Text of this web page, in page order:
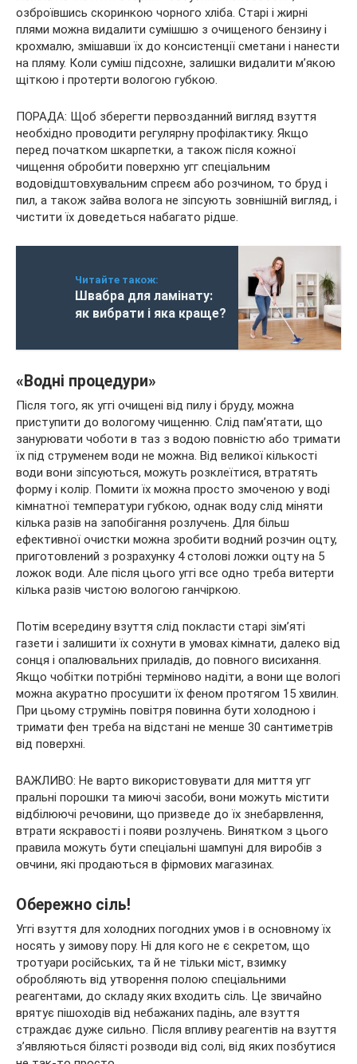
озброївшись скоринкою чорного хліба. Старі і жирні
плями можна видалити сумішшю з очищеного бензину і
крохмалю, змішавши їх до консистенції сметани і нанести
на пляму. Коли суміш підсохне, залишки видалити м’якою
щіткою і протерти вологою губкою.
ПОРАДА: Щоб зберегти первозданний вигляд взуття
необхідно проводити регулярну профілактику. Якщо
перед початком шкарпетки, а також після кожної
чищення обробити поверхню угг спеціальним
водовідштовхувальним спреєм або розчином, то бруд і
пил, а також зайва волога не зіпсують зовнішній вигляд, і
чистити їх доведеться набагато рідше.
Читайте також:
Швабра для ламінату:
як вибрати і яка краще?
«Водні процедури»
Після того, як уггі очищені від пилу і бруду, можна
приступити до вологому чищенню. Слід пам’ятати, що
занурювати чоботи в таз з водою повністю або тримати
їх під струменем води не можна. Від великої кількості
води вони зіпсуються, можуть розклеїтися, втратять
форму і колір. Помити їх можна просто змоченою у воді
кімнатної температури губкою, однак воду слід міняти
кілька разів на запобігання розлучень. Для більш
ефективної очистки можна зробити водний розчин оцту,
приготовлений з розрахунку 4 столові ложки оцту на 5
ложок води. Але після цього уггі все одно треба витерти
кілька разів чистою вологою ганчіркою.
Потім всередину взуття слід покласти старі зім’яті
газети і залишити їх сохнути в умовах кімнати, далеко від
сонця і опалювальних приладів, до повного висихання.
Якщо чобітки потрібні терміново надіти, а вони ще вологі
можна акуратно просушити їх феном протягом 15 хвилин.
При цьому струмінь повітря повинна бути холодною і
тримати фен треба на відстані не менше 30 сантиметрів
від поверхні.
ВАЖЛИВО: Не варто використовувати для миття угг
пральні порошки та миючі засоби, вони можуть містити
відбілюючі речовини, що призведе до їх знебарвлення,
втрати яскравості і появи розлучень. Винятком з цього
правила можуть бути спеціальні шампуні для виробів з
овчини, які продаються в фірмових магазинах.
Обережно сіль!
Уггі взуття для холодних погодних умов і в основному їх
носять у зимову пору. Ні для кого не є секретом, що
тротуари російських, та й не тільки міст, взимку
обробляють від утворення полою спеціальними
реагентами, до складу яких входить сіль. Це звичайно
врятує пішоходів від небажаних падінь, але взуття
страждає дуже сильно. Після впливу реагентів на взуття
з’являються білясті розводи від солі, від яких позбутися